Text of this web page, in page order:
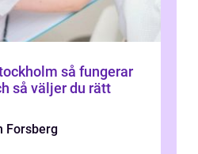
så fungerar
så väljer du rätt
Forsberg